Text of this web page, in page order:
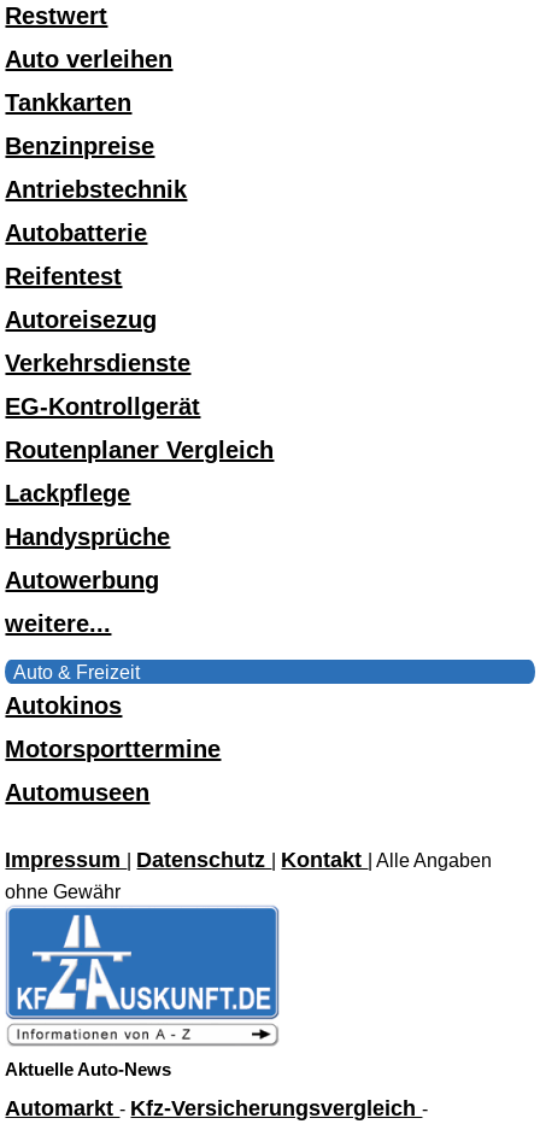
Restwert
Auto verleihen
Tankkarten
Benzinpreise
Antriebstechnik
Autobatterie
Reifentest
Autoreisezug
Verkehrsdienste
EG-Kontrollgerät
Routenplaner Vergleich
Lackpflege
Handysprüche
Autowerbung
weitere...
Auto & Freizeit
Autokinos
Motorsporttermine
Automuseen
Impressum Datenschutz Kontakt
| Alle Angaben
ohne Gewähr
Aktuelle Auto-News
Automarkt- Kfz-Versicherungsvergleich-